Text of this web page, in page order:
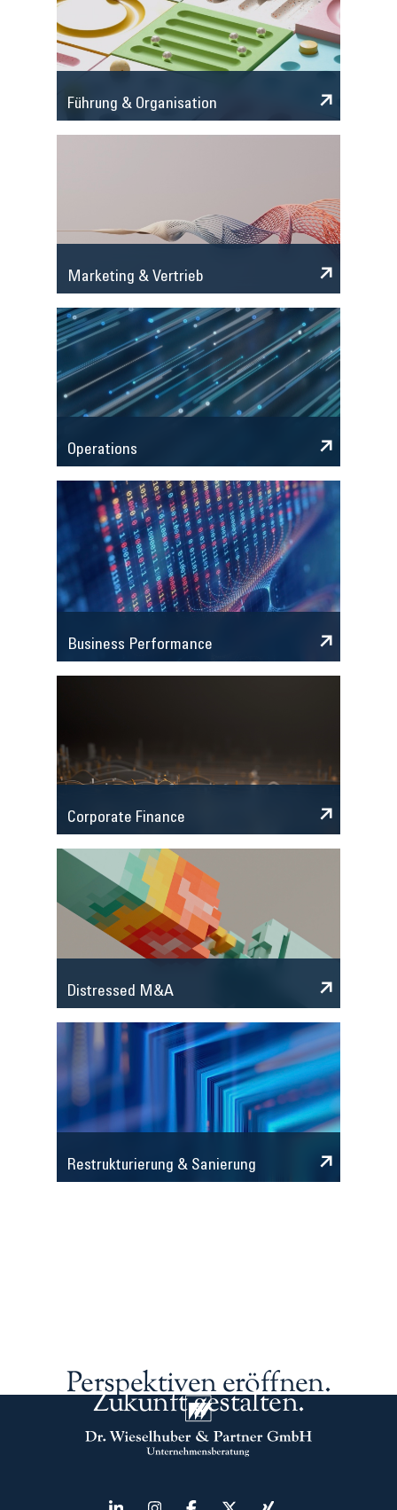
Führung & Organisation
Marketing & Vertrieb
Operations
Business Performance
Corporate Finance
Distressed M&A
Restrukturierung & Sanierung
Perspektiven eröffnen.
Zukunft gestalten.